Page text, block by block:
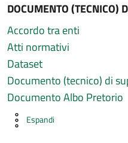
DOCUMENTO (TECNICO)
Accordo tra enti
Atti normativi
Dataset
Documento (tecnico) di
Documento Albo Pretorio
Espandi